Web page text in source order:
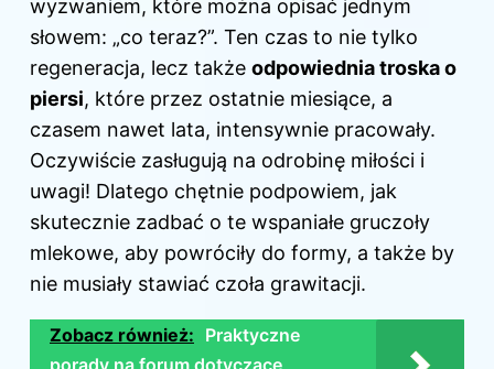
wyzwaniem, które można opisać jednym
słowem: „co teraz?”. Ten czas to nie tylko
regeneracja, lecz także odpowiednia troska o
piersi, które przez ostatnie miesiące, a
czasem nawet lata, intensywnie pracowały.
Oczywiście zasługują na odrobinę miłości i
uwagi! Dlatego chętnie podpowiem, jak
skutecznie zadbać o te wspaniałe gruczoły
mlekowe, aby powróciły do formy, a także by
nie musiały stawiać czoła grawitacji.
Zobacz również: Praktyczne
porady na forum dotyczące